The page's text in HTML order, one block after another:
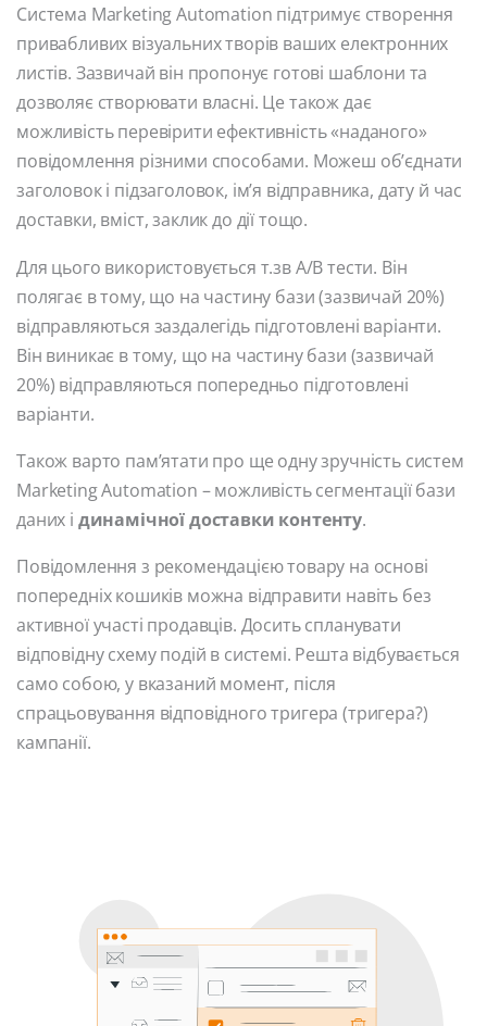
Система Marketing Automation підтримує створення
привабливих візуальних творів ваших електронних
листів. Зазвичай він пропонує готові шаблони та
дозволяє створювати власні. Це також дає
можливість перевірити ефективність «наданого»
повідомлення різними способами. Можеш об’єднати
заголовок і підзаголовок, ім’я відправника, дату й час
доставки, вміст, заклик до дії тощо.
Для цього використовується т.зв A/B тести. Він
полягає в тому, що на частину бази (зазвичай 20%)
відправляються заздалегідь підготовлені варіанти.
Він виникає в тому, що на частину бази (зазвичай
20%) відправляються попередньо підготовлені
варіанти.
Також варто пам’ятати про ще одну зручність систем
Marketing Automation – можливість сегментації бази
даних і динамічної доставки контенту.
Повідомлення з рекомендацією товару на основі
попередніх кошиків можна відправити навіть без
активної участі продавців. Досить спланувати
відповідну схему подій в системі. Решта відбувається
само собою, у вказаний момент, після
спрацьовування відповідного тригера (тригера?)
кампанії.